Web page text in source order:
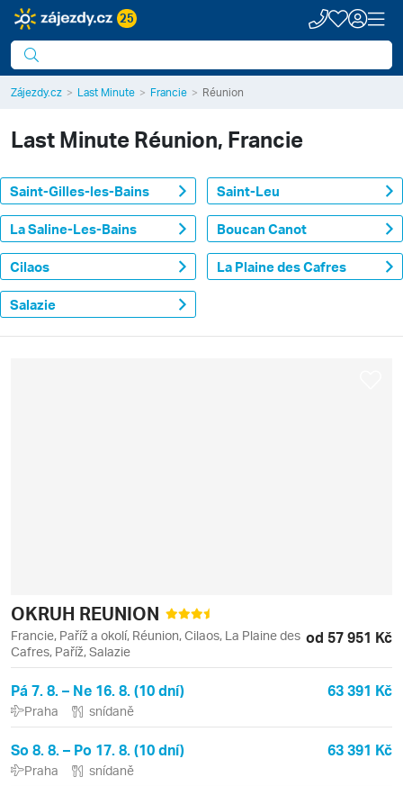
25
Zájezdy.cz Last Minute Francie Réunion
Last MinuteRéunion, Francie
Saint-Gilles-les-Bains Saint-Leu
La Saline-Les-Bains Boucan Canot
Cilaos La Plaine des Cafres
Salazie
OKRUH REUNION
Francie, Paříž a okolí, Réunion, Cilaos, La Plaine des
Cafres, Paříž, Salazie
od 57 951 Kč
Pá 7. 8. – Ne 16. 8. (10 dní) 63 391 Kč
Praha snídaně
So 8. 8. – Po 17. 8. (10 dní) 63 391 Kč
Praha snídaně